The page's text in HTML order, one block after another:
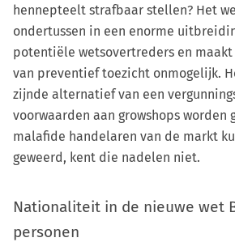
hennepteelt strafbaar stellen? Het
ondertussen in een enorme
potentiële wetsovertreders en
van preventief toezicht onmogelijk.
zijnde alternatief van een
voorwaarden aan growshops worden
malafide handelaren van de markt
geweerd, kent die nadelen niet.
Nationaliteit in de nieuwe wet
personen